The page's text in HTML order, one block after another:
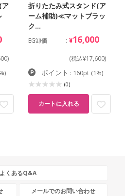
ア
折りたたみ式スタンド(ア
ーム補助)≪マットブラッ
ク…
EG卸価 ¥16,000
(税込¥17,600)
ポイント : 160pt (1%)
(0)
カートに入れる
よくあるQ&A
メールでのお問い合わせ